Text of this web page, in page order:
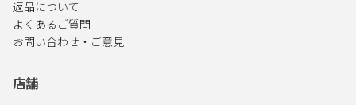
返品について
よくあるご質問
お問い合わせ・ご意見
店舗